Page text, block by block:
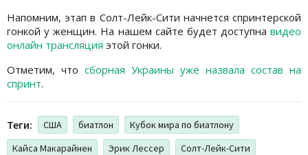
Напомним, этап в Солт-Лейк-Сити начнется спринтерской
гонкой у женщин. На нашем сайте будет доступна видео
онлайн трансляция этой гонки.
Отметим, что сборная Украины уже назвала состав на
спринт.
Теги: США биатлон
Кубок мира по биатлону
Кайса Макарайнен
Эрик Лессер Солт-Лейк-Сити